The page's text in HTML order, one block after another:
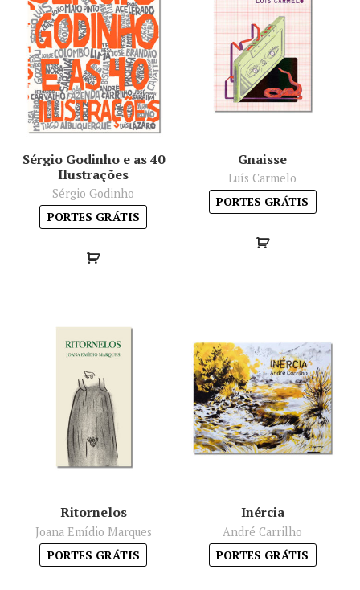
Sérgio Godinho e as 40
Ilustrações
Sérgio Godinho
PORTES GRÁTIS
Gnaisse
Luís Carmelo
PORTES GRÁTIS
Ritornelos
Joana Emídio Marques
PORTES GRÁTIS
Inércia
André Carrilho
PORTES GRÁTIS